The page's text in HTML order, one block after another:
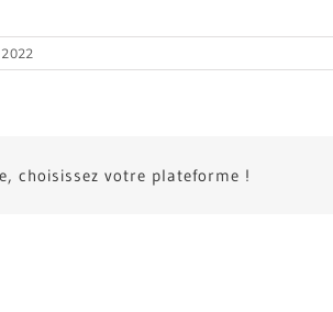
choisissez votre plateforme !